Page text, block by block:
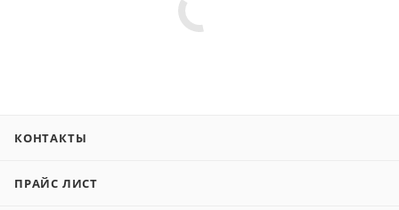
КОНТАКТЫ
ПРАЙС ЛИСТ